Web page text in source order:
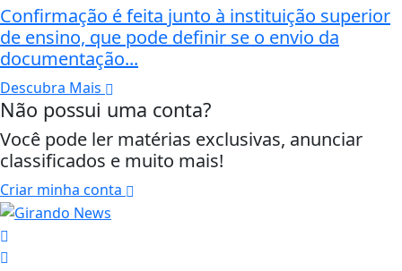
Confirmação é feita junto à instituição superior
de ensino, que pode definir se o envio da
documentação...
Descubra Mais
Não possui uma conta?
Você pode ler matérias exclusivas, anunciar
classificados e muito mais!
Criar minha conta